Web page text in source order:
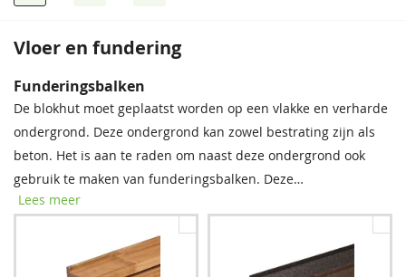
Vloer en fundering
Dit tuinverblijf wordt standaard geleverd zonder
dakbedekking. Tegen een meerprijs kunt u het dakshingles-
pakket meebestellen.
Funderingsbalken
De blokhut moet geplaatst worden op een vlakke en verharde
ondergrond. Deze ondergrond kan zowel bestrating zijn als
beton. Het is aan te raden om naast deze ondergrond ook
gebruik te maken van funderingsbalken. Deze
funderingsbalken moeten onder de onderste wandlagen van
rechtstreeks in het regenwater komt te staan. De blokhut
wordt door de funderingsbalken beschermd tegen vocht en
Lees meer